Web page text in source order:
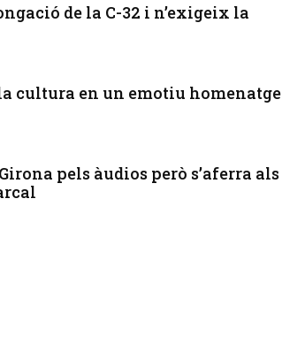
de la C-32 i n’exigeix la
cultura en un emotiu homenatge
pels àudios però s’aferra als